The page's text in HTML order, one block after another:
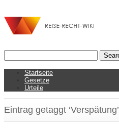
Startseite
Gesetze
Urteile
Eintrag getaggt ‘Verspätung’